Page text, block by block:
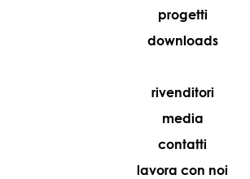
progetti
downloads
rivenditori
media
contatti
lavora con noi